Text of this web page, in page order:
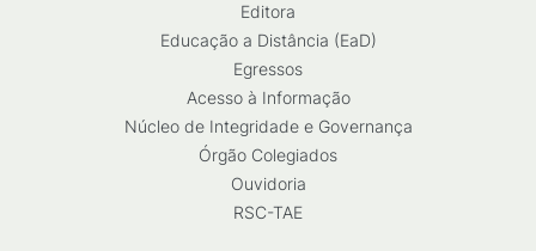
Editora
Educação a Distância (EaD)
Egressos
Acesso à Informação
Núcleo de Integridade e Governança
Órgão Colegiados
Ouvidoria
RSC-TAE